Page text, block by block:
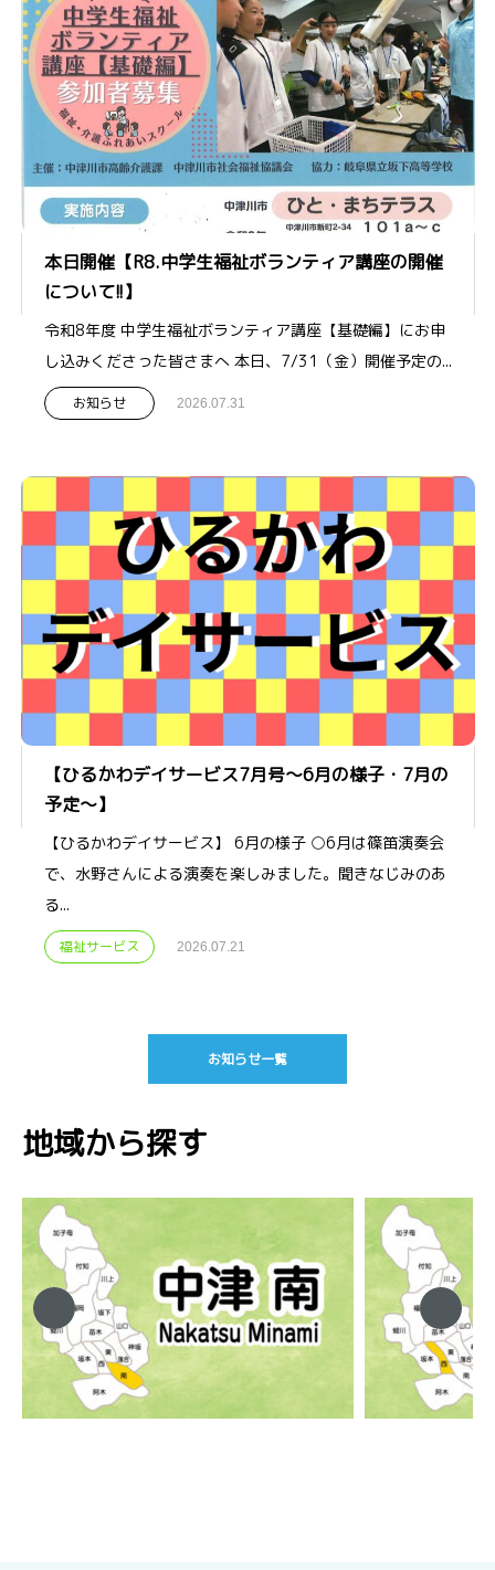
本日開催【R8.中学生福祉ボランティア講座の開催
について!!】
令和8年度 中学生福祉ボランティア講座【基礎編】にお申
し込みくださった皆さまへ 本日、7/31（金）開催予定の...
お知らせ 2026.07.31
【ひるかわデイサービス7月号～6月の様子・7月の
予定～】
【ひるかわデイサービス】 6月の様子 ○6月は篠笛演奏会
で、水野さんによる演奏を楽しみました。聞きなじみのあ
る...
福祉サービス 2026.07.21
お知らせ一覧
地域から探す